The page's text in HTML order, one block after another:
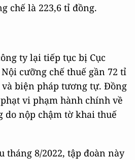
chế là 223,6 tỉ đồng.
ty lại tiếp tục bị Cục
cưỡng chế thuế gần 72 tỉ
biện pháp tương tự. Đồng
vi phạm hành chính về
do nộp chậm tờ khai thuế
tháng 8/2022, tập đoàn này